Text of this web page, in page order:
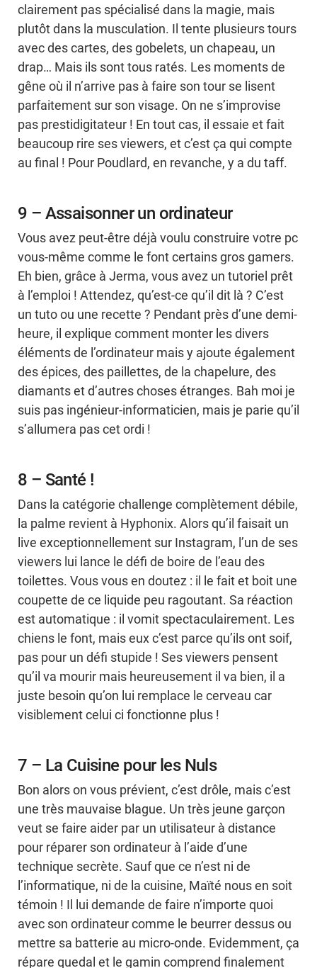
clairement pas spécialisé dans la magie, mais
plutôt dans la musculation. Il tente plusieurs tours
avec des cartes, des gobelets, un chapeau, un
drap… Mais ils sont tous ratés. Les moments de
gêne où il n’arrive pas à faire son tour se lisent
parfaitement sur son visage. On ne s’improvise
pas prestidigitateur ! En tout cas, il essaie et fait
beaucoup rire ses viewers, et c’est ça qui compte
au final ! Pour Poudlard, en revanche, y a du taff.
9 – Assaisonner un ordinateur
Vous avez peut-être déjà voulu construire votre pc
vous-même comme le font certains gros gamers.
Eh bien, grâce à Jerma, vous avez un tutoriel prêt
à l’emploi ! Attendez, qu’est-ce qu’il dit là ? C’est
un tuto ou une recette ? Pendant près d’une demi-
heure, il explique comment monter les divers
éléments de l’ordinateur mais y ajoute également
des épices, des paillettes, de la chapelure, des
diamants et d’autres choses étranges. Bah moi je
suis pas ingénieur-informaticien, mais je parie qu’il
s’allumera pas cet ordi !
8 – Santé !
Dans la catégorie challenge complètement débile,
la palme revient à Hyphonix. Alors qu’il faisait un
live exceptionnellement sur Instagram, l’un de ses
viewers lui lance le défi de boire de l’eau des
toilettes. Vous vous en doutez : il le fait et boit une
coupette de ce liquide peu ragoutant. Sa réaction
est automatique : il vomit spectaculairement. Les
chiens le font, mais eux c’est parce qu’ils ont soif,
pas pour un défi stupide ! Ses viewers pensent
qu’il va mourir mais heureusement il va bien, il a
juste besoin qu’on lui remplace le cerveau car
visiblement celui ci fonctionne plus !
7 – La Cuisine pour les Nuls
Bon alors on vous prévient, c’est drôle, mais c’est
une très mauvaise blague. Un très jeune garçon
veut se faire aider par un utilisateur à distance
pour réparer son ordinateur à l’aide d’une
technique secrète. Sauf que ce n’est ni de
l’informatique, ni de la cuisine, Maïté nous en soit
témoin ! Il lui demande de faire n’importe quoi
avec son ordinateur comme le beurrer dessus ou
mettre sa batterie au micro-onde. Evidemment, ça
répare quedal et le gamin comprend finalement